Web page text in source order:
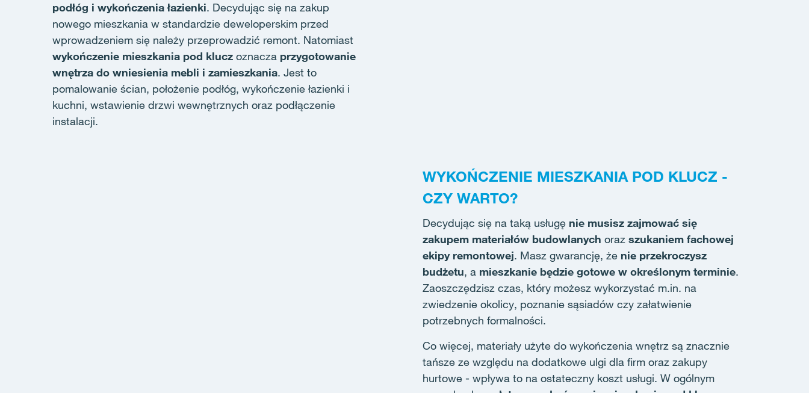
podłóg i wykończenia łazienki. Decydując się na zakup
nowego mieszkania w standardzie deweloperskim przed
wprowadzeniem się należy przeprowadzić remont. Natomiast
wykończenie mieszkania pod klucz oznacza przygotowanie
wnętrza do wniesienia mebli i zamieszkania. Jest to
pomalowanie ścian, położenie podłóg, wykończenie łazienki i
kuchni, wstawienie drzwi wewnętrznych oraz podłączenie
instalacji.
WYKOŃCZENIE MIESZKANIA POD KLUCZ -
CZY WARTO?
Decydując się na taką usługę nie musisz zajmować się
zakupem materiałów budowlanych oraz szukaniem fachowej
ekipy remontowej. Masz gwarancję, że nie przekroczysz
budżetu, a mieszkanie będzie gotowe w określonym terminie.
Zaoszczędzisz czas, który możesz wykorzystać m.in. na
zwiedzenie okolicy, poznanie sąsiadów czy załatwienie
potrzebnych formalności.
Co więcej, materiały użyte do wykończenia wnętrz są znacznie
tańsze ze względu na dodatkowe ulgi dla firm oraz zakupy
hurtowe - wpływa to na ostateczny koszt usługi. W ogólnym